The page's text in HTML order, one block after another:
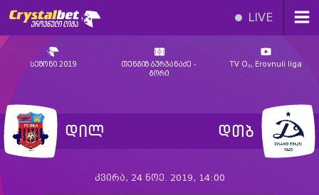
LIVE
სეზონი 2019
თენგიზ ბურჯანაძე -
გორი
TV O₂, Erovnuli liga
დილ დთბ
კვირა, 24 ნოე. 2019, 14:00